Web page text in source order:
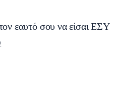
εαυτό σου να είσαι ΕΣΥ